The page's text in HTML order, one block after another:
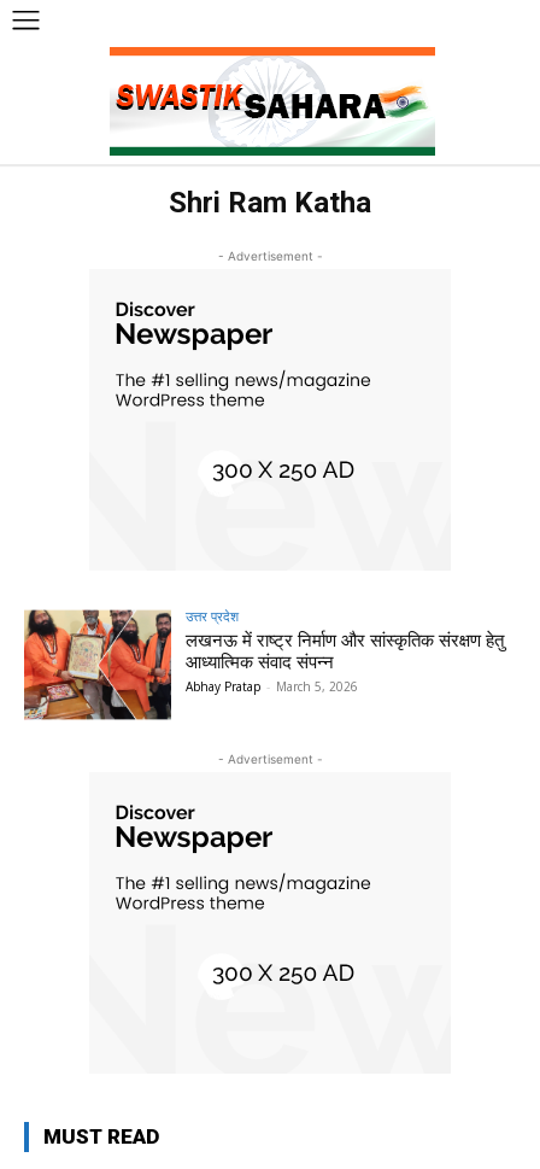
Shri Ram Katha
- Advertisement -
उत्तर प्रदेश
लखनऊ में राष्ट्र निर्माण और सांस्कृतिक संरक्षण हेतु
आध्यात्मिक संवाद संपन्न
Abhay Pratap - March 5, 2026
- Advertisement -
MUST READ